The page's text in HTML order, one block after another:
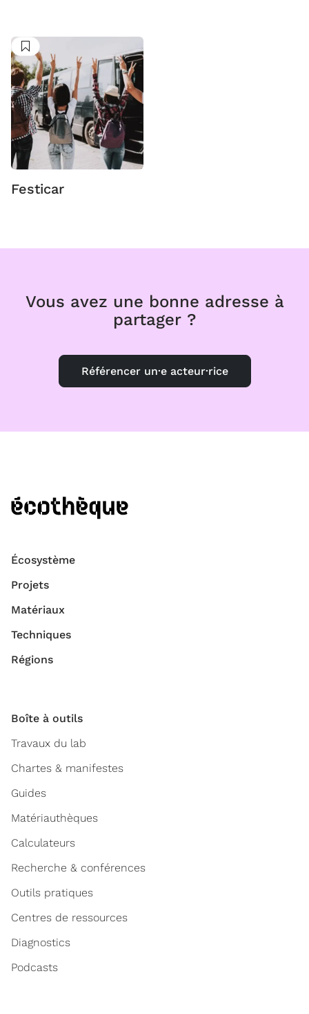
Suivre
Festicar
Vous avez une bonne adresse à
partager ?
Référencer un·e acteur·rice
Écosystème
Projets
Matériaux
Techniques
Régions
Boîte à outils
Travaux du lab
Chartes & manifestes
Guides
Matériauthèques
Calculateurs
Recherche & conférences
Outils pratiques
Centres de ressources
Diagnostics
Podcasts